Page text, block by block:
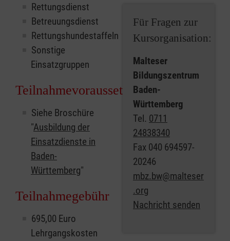
Rettungsdienst
Betreuungsdienst
Rettungshundestaffeln
Sonstige
Einsatzgruppen
Teilnahmevoraussetzungen
Siehe Broschüre
"Ausbildung der
Einsatzdienste in
Baden-
Württemberg"
Teilnahmegebühr
695,00 Euro
Lehrgangskosten
Für Fragen zur
Kursorganisation:
Malteser
Bildungszentrum
Baden-
Württemberg
Tel. 0711
24838340
Fax 040 694597-
20246
mbz.bw@malteser
.org
Nachricht senden